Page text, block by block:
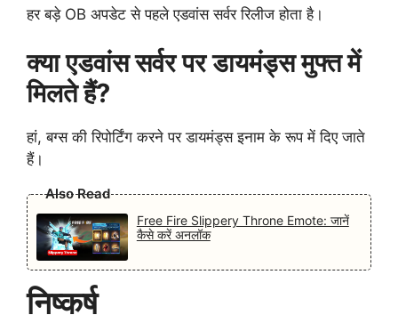
हर बड़े OB अपडेट से पहले एडवांस सर्वर रिलीज होता है।
क्या एडवांस सर्वर पर डायमंड्स मुफ्त में
मिलते हैं?
हां, बग्स की रिपोर्टिंग करने पर डायमंड्स इनाम के रूप में दिए जाते
हैं।
Also Read
Free Fire Slippery Throne Emote: जानें
कैसे करें अनलॉक
निष्कर्ष